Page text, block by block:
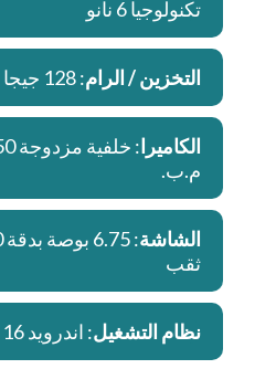
تكنولوجيا 6 نانو
التخزين / الرام: 128 جيجا مع 8 جيجا رام
الكاميرا
م.ب.
الشاشة
ثقب
نظام التشغيل: اندرويد 16